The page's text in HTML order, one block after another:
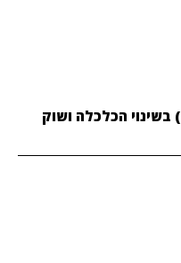
התפקיד של בינה מלאכותית (AI) בשינוי הכלכלה ושוק